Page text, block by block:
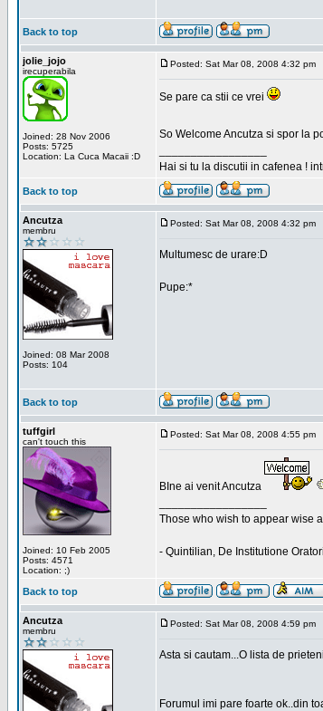
Back to top
jolie_jojo
irecuperabila
Joined: 28 Nov 2006
Posts: 5725
Location: La Cuca Macaii :D
Posted: Sat Mar 08, 2008 4:32 pm
Se pare ca stii ce vrei
So Welcome Ancutza si spor la
Hai si tu la discutii in cafenea !
Back to top
Ancutza
membru
Joined: 08 Mar 2008
Posts: 104
Posted: Sat Mar 08, 2008 4:32 pm
Multumesc de urare:D
Pupe:*
Back to top
tuffgirl
can't touch this
Joined: 10 Feb 2005
Posts: 4571
Location: ;)
Posted: Sat Mar 08, 2008 4:55 pm
BIne ai venit Ancutza
Those who wish to appear wise
- Quintilian, De Institutione
Back to top
Ancutza
membru
Posted: Sat Mar 08, 2008 4:59 pm
Asta si cautam...O lista de
Forumul imi pare foarte ok..din